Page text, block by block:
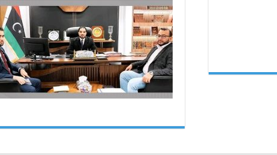
لمتابعة
اتفاقية
التعاون
مع
الشركة
القطرية
للرعاية
الصحية
مغلقة